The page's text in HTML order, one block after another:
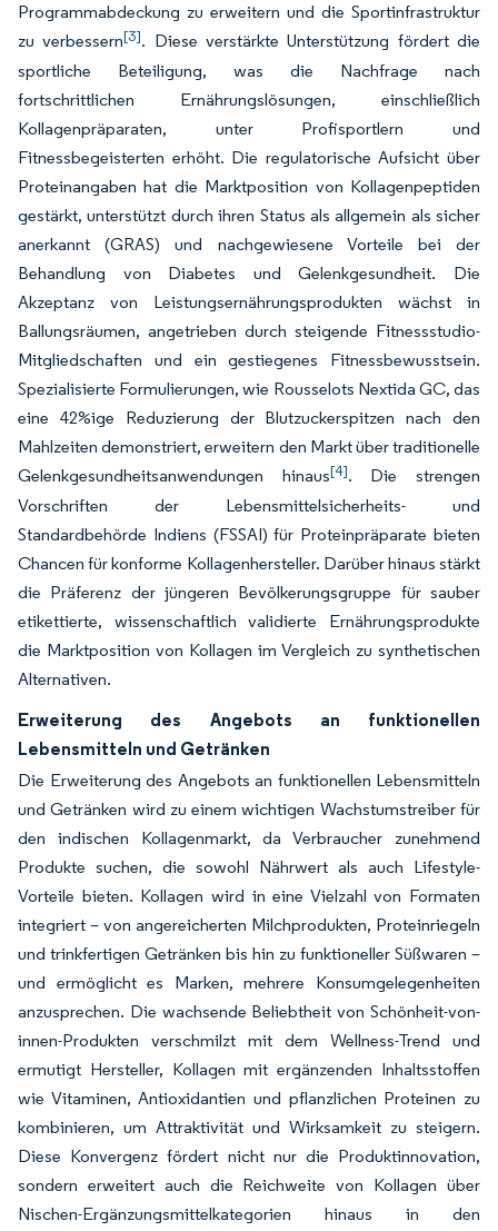
Programmabdeckung zu erweitern und die Sportinfrastruktur
zu verbessern[3]. Diese verstärkte Unterstützung fördert die
sportliche Beteiligung, was die Nachfrage nach
fortschrittlichen Ernährungslösungen, einschließlich
Kollagenpräparaten, unter Profisportlern und
Fitnessbegeisterten erhöht. Die regulatorische Aufsicht über
Proteinangaben hat die Marktposition von Kollagenpeptiden
gestärkt, unterstützt durch ihren Status als allgemein als sicher
anerkannt (GRAS) und nachgewiesene Vorteile bei der
Behandlung von Diabetes und Gelenkgesundheit. Die
Akzeptanz von Leistungsernährungsprodukten wächst in
Ballungsräumen, angetrieben durch steigende Fitnessstudio-
Mitgliedschaften und ein gestiegenes Fitnessbewusstsein.
Spezialisierte Formulierungen, wie Rousselots Nextida GC, das
eine 42%ige Reduzierung der Blutzuckerspitzen nach den
Mahlzeiten demonstriert, erweitern den Markt über traditionelle
Gelenkgesundheitsanwendungen hinaus[4]. Die strengen
Vorschriften der Lebensmittelsicherheits- und
Standardbehörde Indiens (FSSAI) für Proteinpräparate bieten
Chancen für konforme Kollagenhersteller. Darüber hinaus stärkt
die Präferenz der jüngeren Bevölkerungsgruppe für sauber
etikettierte, wissenschaftlich validierte Ernährungsprodukte
die Marktposition von Kollagen im Vergleich zu synthetischen
Alternativen.
Erweiterung des Angebots an funktionellen
Lebensmitteln und Getränken
Die Erweiterung des Angebots an funktionellen Lebensmitteln
und Getränken wird zu einem wichtigen Wachstumstreiber für
den indischen Kollagenmarkt, da Verbraucher zunehmend
Produkte suchen, die sowohl Nährwert als auch Lifestyle-
Vorteile bieten. Kollagen wird in eine Vielzahl von Formaten
integriert – von angereicherten Milchprodukten, Proteinriegeln
und trinkfertigen Getränken bis hin zu funktioneller Süßwaren –
und ermöglicht es Marken, mehrere Konsumgelegenheiten
anzusprechen. Die wachsende Beliebtheit von Schönheit-von-
innen-Produkten verschmilzt mit dem Wellness-Trend und
ermutigt Hersteller, Kollagen mit ergänzenden Inhaltsstoffen
wie Vitaminen, Antioxidantien und pflanzlichen Proteinen zu
kombinieren, um Attraktivität und Wirksamkeit zu steigern.
Diese Konvergenz fördert nicht nur die Produktinnovation,
sondern erweitert auch die Reichweite von Kollagen über
Nischen-Ergänzungsmittelkategorien hinaus in den